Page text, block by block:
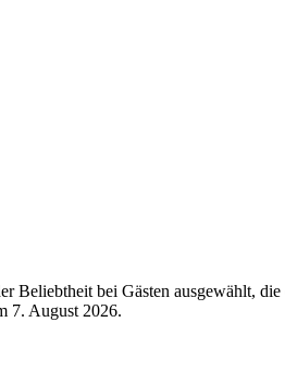
Beliebtheit bei Gästen ausgewählt,
7. August 2026.